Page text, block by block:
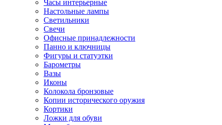
Часы интерьерные
Настольные лампы
Светильники
Свечи
Офисные принадлежности
Панно и ключницы
Фигуры и статуэтки
Барометры
Вазы
Иконы
Колокола бронзовые
Копии исторического оружия
Кортики
Ложки для обуви